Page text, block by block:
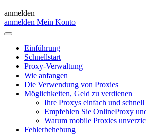
anmelden
anmelden Mein Konto
Einführung
Schnellstart
Proxy-Verwaltung
Wie anfangen
Die Verwendung von Proxies
Möglichkeiten, Geld zu verdienen
Ihre Proxys einfach und
Empfehlen Sie OnlineProxy
Warum mobile Proxies
Fehlerbehebung